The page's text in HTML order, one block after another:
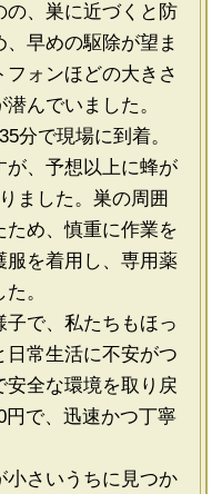
の、巣に近づくと防
早めの駆除が望ま
ォンほどの大きさ
んでいました。
分で現場に到着。
が、予想以上に蜂が
ました。巣の周囲
ため、慎重に作業を
服を着用し、専用薬
。
で、私たちもほっ
日常生活に不安がつ
安全な環境を取り戻
で、迅速かつ丁寧
小さいうちに見つか